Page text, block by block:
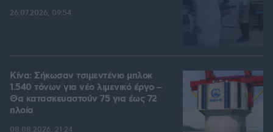
26.07.2026, 09:54
Κίνα: Σήκωσαν τσιμεντένιο μπλοκ
1.540 τόνων για νέο λιμενικό έργο –
Θα κατασκευαστούν 75 για έως 72
πλοία
08.08.2026, 21:24